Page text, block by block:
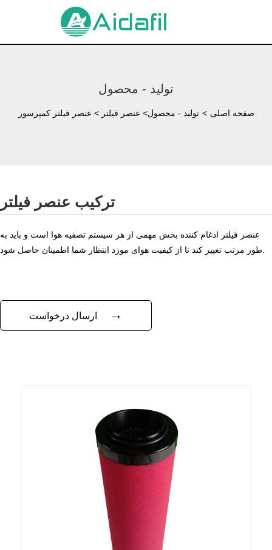
تولید - محصول
صفحه اصلی > تولید - محصول> عنصر فیلتر > عنصر فیلتر کمپرسور
ترکیب عنصر فیلتر
عنصر فیلتر ادغام کننده بخش مهمی از هر سیستم تصفیه هوا است و باید به
ارسال درخواست →